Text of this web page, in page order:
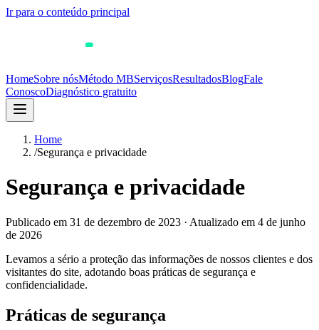
Ir para o conteúdo principal
HomeSobre nósMétodo MBServiçosResultadosBlogFale
ConoscoDiagnóstico gratuito
Home
/Segurança e privacidade
Segurança e privacidade
Publicado em 31 de dezembro de 2023 · Atualizado em 4 de junho
de 2026
Levamos a sério a proteção das informações de nossos clientes e dos
visitantes do site, adotando boas práticas de segurança e
confidencialidade.
Práticas de segurança